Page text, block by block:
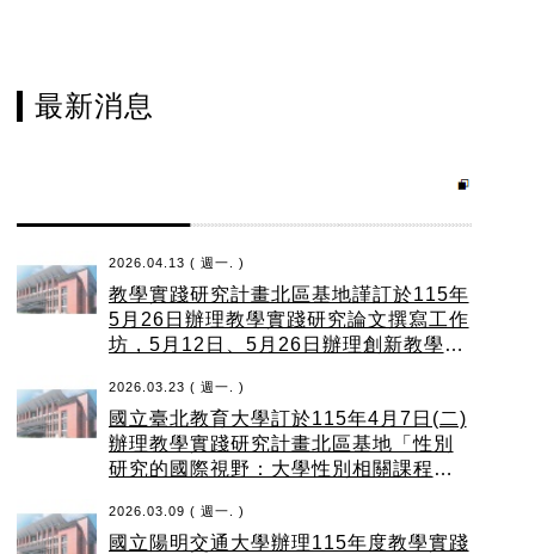
最新消息
2026.04.13 ( 週一. )
教學實踐研究計畫北區基地謹訂於115年
5月26日辦理教學實踐研究論文撰寫工作
坊，5月12日、5月26日辦理創新教學線
加。
2026.03.23 ( 週一. )
國立臺北教育大學訂於115年4月7日(二)
辦理教學實踐研究計畫北區基地「性別
研究的國際視野：大學性別相關課程的
2026.03.09 ( 週一. )
國立陽明交通大學辦理115年度教學實踐